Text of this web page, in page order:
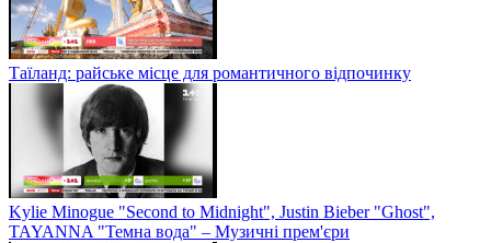
Таїланд: райське місце для романтичного відпочинку
Kylie Minogue "Second to Midnight", Justin Bieber "Ghost",
TAYANNA "Темна вода" – Музичні прем'єри